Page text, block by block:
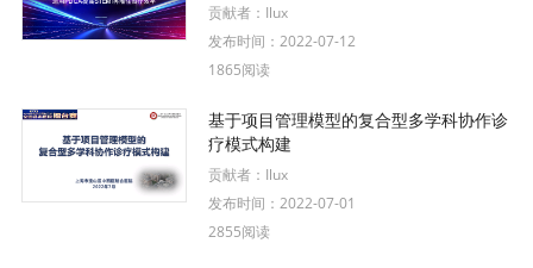
贡献者： Ilux
发布时间： 2022-07-12
1865阅读
基于项目管理模型的复合型多学科协作诊
疗模式构建
贡献者： Ilux
发布时间： 2022-07-01
2855阅读